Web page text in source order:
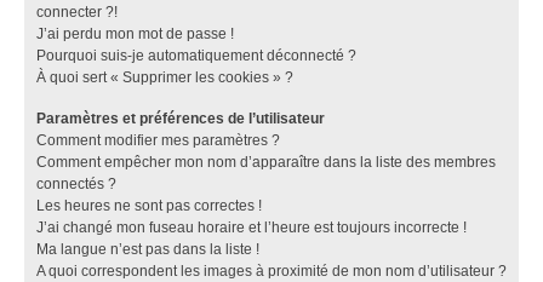
connecter ?!
J’ai perdu mon mot de passe !
Pourquoi suis-je automatiquement déconnecté ?
À quoi sert « Supprimer les cookies » ?
Paramètres et préférences de l’utilisateur
Comment modifier mes paramètres ?
Comment empêcher mon nom d’apparaître dans la liste des membres
connectés ?
Les heures ne sont pas correctes !
J’ai changé mon fuseau horaire et l’heure est toujours incorrecte !
Ma langue n’est pas dans la liste !
A quoi correspondent les images à proximité de mon nom d’utilisateur ?